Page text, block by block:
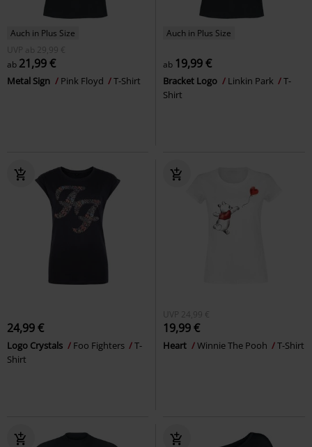
Auch in Plus Size
UVP
ab 29,99 €
ab 21,99 €
Metal Sign Pink Floyd T-Shirt
Auch in Plus Size
ab 19,99 €
Bracket Logo Linkin Park
T-
Shirt
24,99 €
Logo Crystals Foo Fighters
T-
Shirt
UVP 24,99 €
19,99 €
Heart Winnie The Pooh T-Shirt